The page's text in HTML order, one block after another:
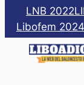
Saltar
contenido
LNB 2022
Libofem 2024